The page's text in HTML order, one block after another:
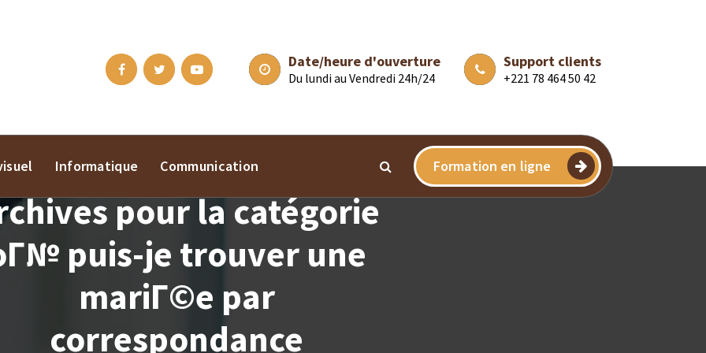
Date/heure d'ouverture
Du lundi au Vendredi 24h/24
Support clients
+221 78 464 50 42
Informatique Communication Formation en ligne
pour la catégorie
puis-je trouver une
mariГ©e par
correspondance